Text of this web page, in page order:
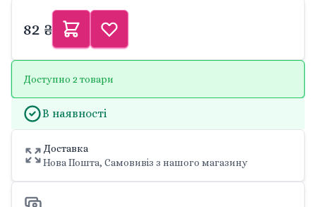
82 ₴
Доступно 2 товари
В наявності
Доставка
Нова Пошта, Самовивіз з нашого магазину